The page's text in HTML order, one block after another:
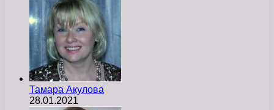
Тамара Акулова
28.01.2021